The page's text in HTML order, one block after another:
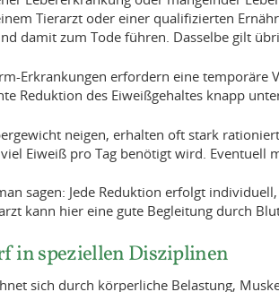
Tierarzt oder einer qualifizierten
damit zum Tode führen. Dasselbe gilt
Erkrankungen erfordern eine temporäre
Reduktion des Eiweißgehaltes knapp
neigen, erhalten oft stark
Eiweiß pro Tag benötigt wird. Eventuell
sagen: Jede Reduktion erfolgt
kann hier eine gute Begleitung durch
in speziellen Disziplinen
sich durch körperliche Belastung,